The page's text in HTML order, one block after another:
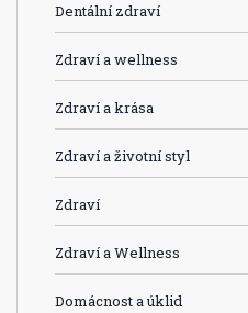
Dentální zdraví
Zdraví a wellness
Zdraví a krása
Zdraví a životní styl
Zdraví
Zdraví a Wellness
Domácnost a úklid